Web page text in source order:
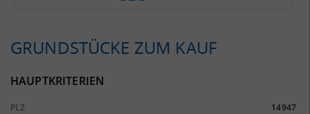
GRUNDSTÜCKE ZUM KAUF
HAUPTKRITERIEN
PLZ 14947